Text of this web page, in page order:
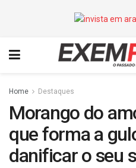
Home Destaques
Morango do
que forma a
danificar o seu